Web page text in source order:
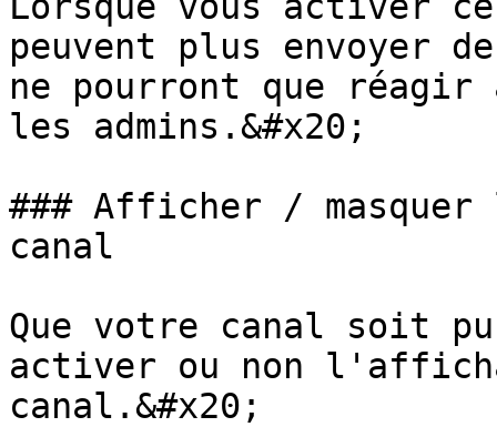
peuvent plus envoyer
ne pourront que réagir
les admins.&#x20;
### Afficher / masquer
canal
Que votre canal soit
activer ou non
canal.&#x20;